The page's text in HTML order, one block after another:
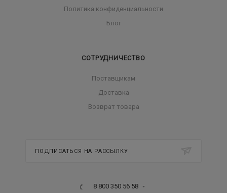
Политика конфиденциальности
Блог
СОТРУДНИЧЕСТВО
Поставщикам
Доставка
Возврат товара
ПОДПИСАТЬСЯ НА РАССЫЛКУ
8 800 350 56 58